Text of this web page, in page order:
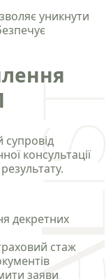
уникнути
консультації
декретних
стаж
заяви